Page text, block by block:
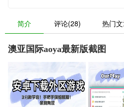
简介 评论(28) 热门
澳亚国际aoya最新版截图